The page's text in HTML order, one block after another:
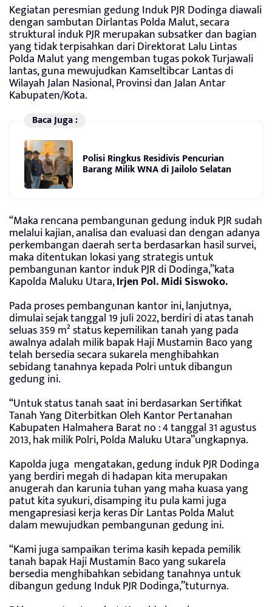
Kegiatan peresmian gedung Induk PJR Dodinga diawali
dengan sambutan Dirlantas Polda Malut, secara
struktural induk PJR merupakan subsatker dan bagian
yang tidak terpisahkan dari Direktorat Lalu Lintas
Polda Malut yang mengemban tugas pokok Turjawali
lantas, guna mewujudkan Kamseltibcar Lantas di
Wilayah Jalan Nasional, Provinsi dan Jalan Antar
Kabupaten/Kota.
Baca Juga :
Polisi Ringkus Residivis Pencurian
Barang Milik WNA di Jailolo Selatan
“Maka rencana pembangunan gedung induk PJR sudah
melalui kajian, analisa dan evaluasi dan dengan adanya
perkembangan daerah serta berdasarkan hasil survei,
maka ditentukan lokasi yang strategis untuk
pembangunan kantor induk PJR di Dodinga,”kata
Kapolda Maluku Utara,Irjen Pol. Midi Siswoko.
Pada proses pembangunan kantor ini, lanjutnya,
dimulai sejak tanggal 19 juli 2022, berdiri di atas tanah
seluas 359 m² status kepemilikan tanah yang pada
awalnya adalah milik bapak Haji Mustamin Baco yang
telah bersedia secara sukarela menghibahkan
sebidang tanahnya kepada Polri untuk dibangun
gedung ini.
“Untuk status tanah saat ini berdasarkan Sertifikat
Tanah Yang Diterbitkan Oleh Kantor Pertanahan
Kabupaten Halmahera Barat no : 4 tanggal 31 agustus
2013, hak milik Polri, Polda Maluku Utara”ungkapnya.
Kapolda juga mengatakan, gedung induk PJR Dodinga
yang berdiri megah di hadapan kita merupakan
anugerah dan karunia tuhan yang maha kuasa yang
patut kita syukuri, disamping itu pula kami juga
mengapresiasi kerja keras Dir Lantas Polda Malut
dalam mewujudkan pembangunan gedung ini.
“Kami juga sampaikan terima kasih kepada pemilik
tanah bapak Haji Mustamin Baco yang sukarela
bersedia menghibahkan sebidang tanahnya untuk
dibangun gedung Induk PJR Dodinga,”tuturnya.